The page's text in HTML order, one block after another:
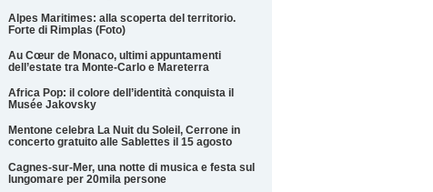
Alpes Maritimes: alla scoperta del territorio.
Forte di Rimplas (Foto)
Au Cœur de Monaco, ultimi appuntamenti
dell’estate tra Monte-Carlo e Mareterra
Africa Pop: il colore dell’identità conquista il
Musée Jakovsky
Mentone celebra La Nuit du Soleil, Cerrone in
concerto gratuito alle Sablettes il 15 agosto
Cagnes-sur-Mer, una notte di musica e festa sul
lungomare per 20mila persone